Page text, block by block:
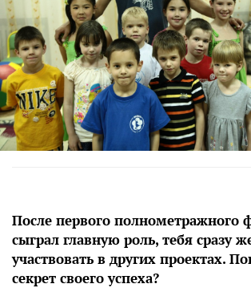
После первого полнометражного
сыграл главную роль, тебя сразу
участвовать в других проектах.
секрет своего успеха?